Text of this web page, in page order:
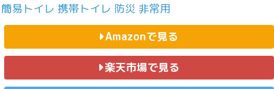
簡易トイレ 携帯トイレ 防災 非常用
Amazonで見る
楽天市場で見る